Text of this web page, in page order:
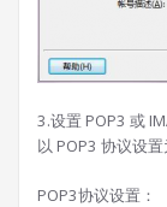
3.设置 POP3 或
以 POP3 协议设置
POP3协议设置：